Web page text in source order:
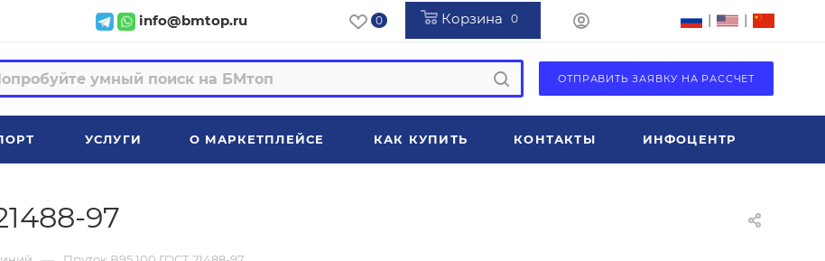
info@bmtop.ru 0 Корзина 0 | |
ОТПРАВИТЬ ЗАЯВКУ НА РАССЧЕТ
УСЛУГИ О МАРКЕТПЛЕЙСЕ КАК КУПИТЬ КОНТАКТЫ ИНФОЦЕНТР
97